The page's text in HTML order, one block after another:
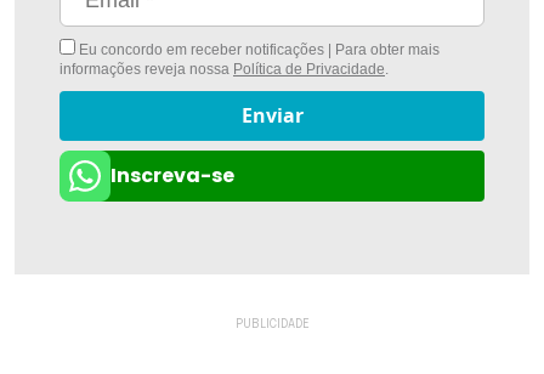
Eu concordo em receber notificações | Para obter mais
informações reveja nossa Política de Privacidade.
Enviar
Inscreva-se